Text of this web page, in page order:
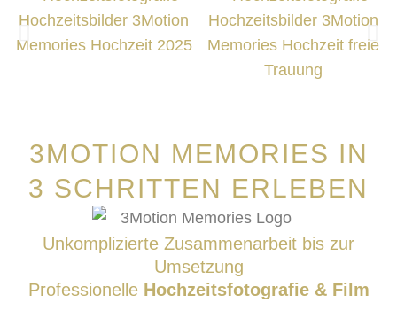
3MOTION MEMORIES IN
3 SCHRITTEN ERLEBEN
Unkomplizierte Zusammenarbeit bis zur
Umsetzung
Professionelle Hochzeitsfotografie & Film